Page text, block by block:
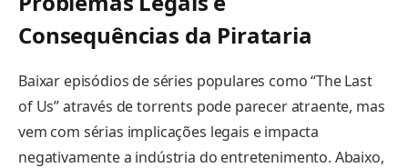
Consequências da Pirataria
Baixar episódios de séries populares como “The Last
of Us” através de torrents pode parecer atraente, mas
vem com sérias implicações legais e impacta
negativamente a indústria do entretenimento. Abaixo,